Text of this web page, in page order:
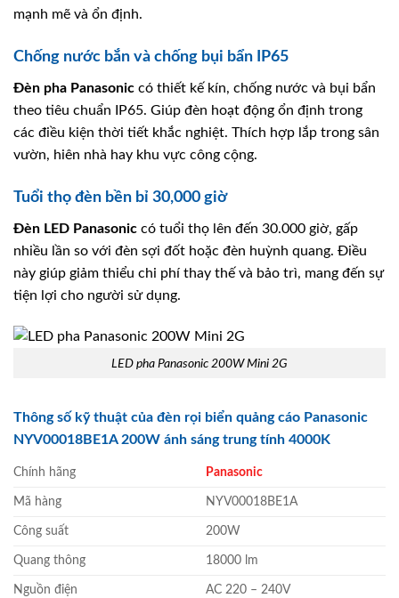
mạnh mẽ và ổn định.
Chống nước bắn và chống bụi bẩn IP65
Đèn pha Panasonic có thiết kế kín, chống nước và bụi bẩn
theo tiêu chuẩn IP65. Giúp đèn hoạt động ổn định trong
các điều kiện thời tiết khắc nghiệt. Thích hợp lắp trong sân
vườn, hiên nhà hay khu vực công cộng.
Tuổi thọ đèn bền bỉ 30,000 giờ
Đèn LED Panasonic có tuổi thọ lên đến 30.000 giờ, gấp
nhiều lần so với đèn sợi đốt hoặc đèn huỳnh quang. Điều
này giúp giảm thiểu chi phí thay thế và bảo trì, mang đến sự
tiện lợi cho người sử dụng.
LED pha Panasonic 200W Mini 2G
Thông số kỹ thuật của đèn rọi biển quảng cáo Panasonic
NYV00018BE1A 200W ánh sáng trung tính 4000K
Chính hãng Panasonic
Mã hàng NYV00018BE1A
Công suất 200W
Quang thông 18000 lm
Nguồn điện AC 220 – 240V